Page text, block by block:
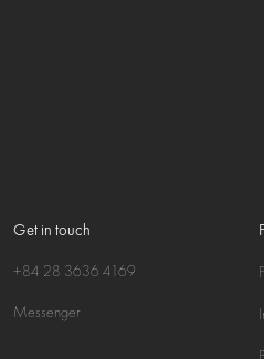
Get in touch
+84 28 3636 4169
Messenger